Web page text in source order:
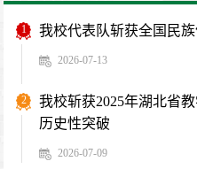
1 我校代表队斩获全国民
2026-07-13
2
我校斩获2025年湖北省
历史性突破
2026-07-09